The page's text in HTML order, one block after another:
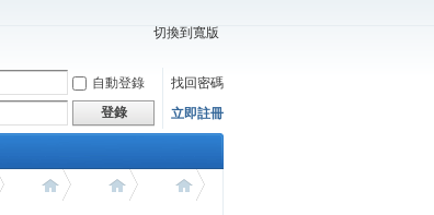
切換到寬版
自動登錄
找回密碼
登錄 立即註冊